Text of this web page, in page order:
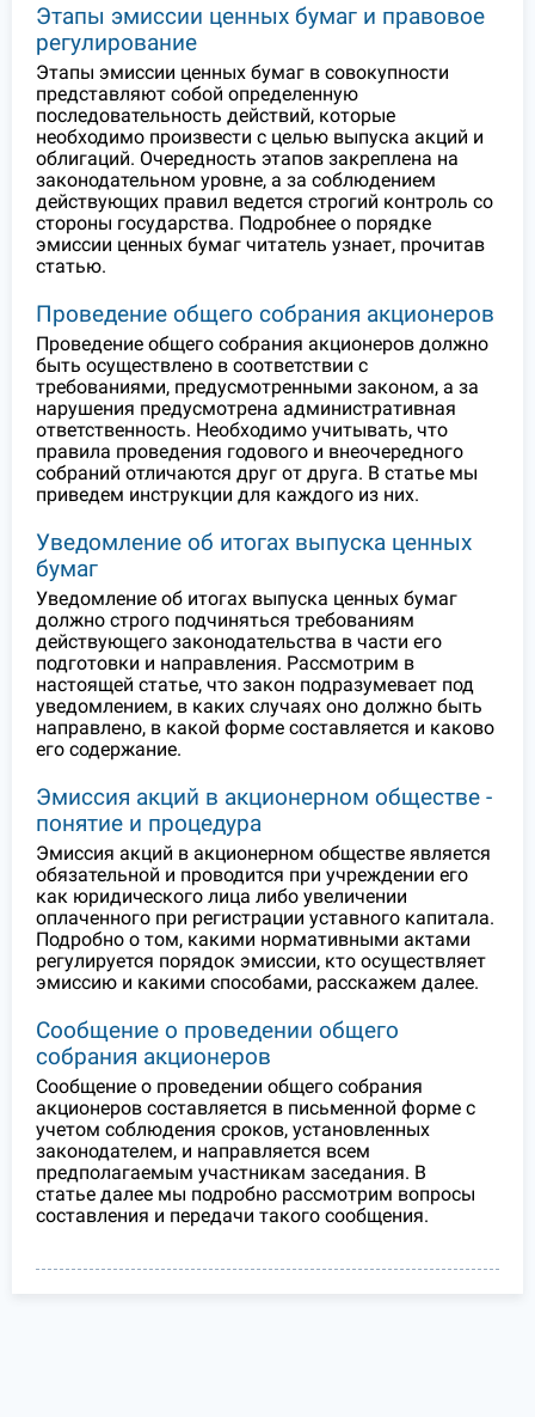
Этапы эмиссии ценных бумаг и правовое
регулирование
Этапы эмиссии ценных бумаг в совокупности
представляют собой определенную
последовательность действий, которые
необходимо произвести с целью выпуска акций и
облигаций. Очередность этапов закреплена на
законодательном уровне, а за соблюдением
действующих правил ведется строгий контроль со
стороны государства. Подробнее о порядке
эмиссии ценных бумаг читатель узнает, прочитав
статью.
Проведение общего собрания акционеров
Проведение общего собрания акционеров должно
быть осуществлено в соответствии с
требованиями, предусмотренными законом, а за
нарушения предусмотрена административная
ответственность. Необходимо учитывать, что
правила проведения годового и внеочередного
собраний отличаются друг от друга. В статье мы
приведем инструкции для каждого из них.
Уведомление об итогах выпуска ценных
бумаг
Уведомление об итогах выпуска ценных бумаг
должно строго подчиняться требованиям
действующего законодательства в части его
подготовки и направления. Рассмотрим в
настоящей статье, что закон подразумевает под
уведомлением, в каких случаях оно должно быть
направлено, в какой форме составляется и каково
его содержание.
Эмиссия акций в акционерном обществе -
понятие и процедура
Эмиссия акций в акционерном обществе является
обязательной и проводится при учреждении его
как юридического лица либо увеличении
оплаченного при регистрации уставного капитала.
Подробно о том, какими нормативными актами
регулируется порядок эмиссии, кто осуществляет
эмиссию и какими способами, расскажем далее.
Сообщение о проведении общего
собрания акционеров
Сообщение о проведении общего собрания
акционеров составляется в письменной форме с
учетом соблюдения сроков, установленных
законодателем, и направляется всем
предполагаемым участникам заседания. В
статье далее мы подробно рассмотрим вопросы
составления и передачи такого сообщения.